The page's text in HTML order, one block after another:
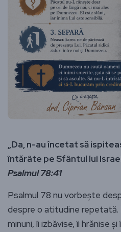
„Da, n-au încetat să
întărâte pe Sfântul lui
Psalmul 78:41
Psalmul 78 nu vorbește
despre o atitudine repetată.
minuni, îi izbăvise, îi hrănise